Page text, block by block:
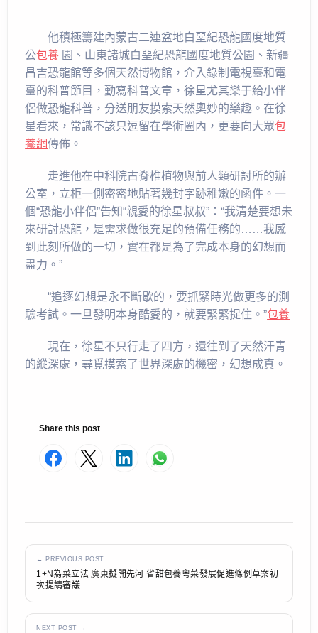
他積極籌建內蒙古二連盆地白堊紀恐龍國度地質
公包養 園、山東諸城白堊紀恐龍國度地質公園、新疆
昌吉恐龍館等多個天然博物館，介入錄制電視臺和電
臺的科普節目，勤寫科普文章，徐星尤其樂于給小伴
侶做恐龍科普，分送朋友摸索天然奧妙的樂趣。在徐
星看來，常識不該只逗留在學術圈內，更要向大眾包
養網傳佈。
走進他在中科院古脊椎植物與前人類研討所的辦
公室，立柜一側密密地貼著幾封字跡稚嫩的函件。一
個“恐龍小伴侶”告知“親愛的徐星叔叔”：“我清楚要想未
來研討恐龍，是需求做很充足的預備任務的……我感
到此刻所做的一切，實在都是為了完成本身的幻想而
盡力。”
“追逐幻想是永不斷歇的，要抓緊時光做更多的測
驗考試。一旦發明本身酷愛的，就要緊緊捉住。”包養
現在，徐星不只行走了四方，還往到了天然汗青
的縱深處，尋覓摸索了世界深處的機密，幻想成真。
Share this post
← PREVIOUS POST
1+N為菜立法 廣東擬開先河 省甜包養粵菜發展促進條例草案初
次提請審議
NEXT POST →